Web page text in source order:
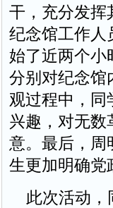
干，充分发挥
纪念馆工作人
始了近两个小
分别对纪念馆
观过程中，同
兴趣，对无数
意。最后，周
生更加明确党
此次活动，